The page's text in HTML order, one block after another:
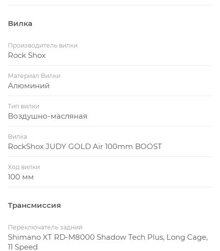
Вилка
Производитель вилки
Rock Shox
Материал Вилки
Алюминий
Тип вилки
Воздушно-масляная
Вилка
RockShox JUDY GOLD Air 100mm BOOST
Ход вилки
100 мм
Трансмиссия
Переключатель задний
Shimano XT RD-M8000 Shadow Tech Plus, Long Cage,
11 Speed